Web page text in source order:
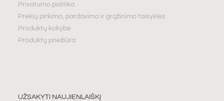
Privatumo politika
Prekių pirkimo, pardavimo ir grąžinimo taisyklės
Produktų kokybė
Produktų priežiūra
UŽSAKYTI NAUJIENLAIŠKĮ